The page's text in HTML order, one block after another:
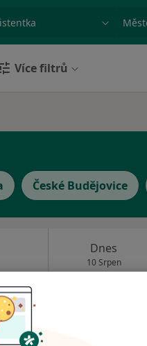
nemoc nebo příjmení
Více filtrů
České Budějovice
Dnes
10 Srpen